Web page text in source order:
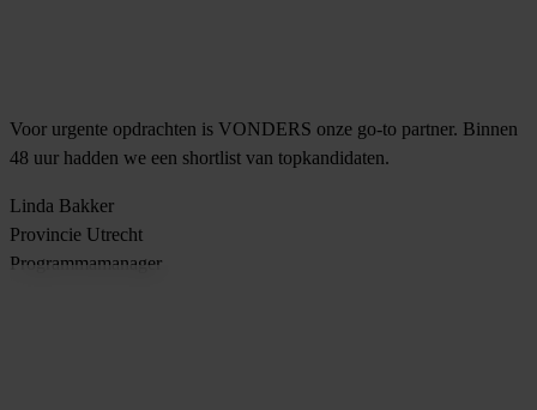
Voor urgente opdrachten is VONDERS onze go-to partner. Binnen
48 uur hadden we een shortlist van topkandidaten.
Linda Bakker
Provincie Utrecht
Programmamanager